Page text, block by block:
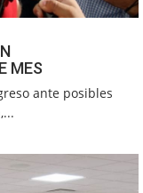
MES
ante posibles